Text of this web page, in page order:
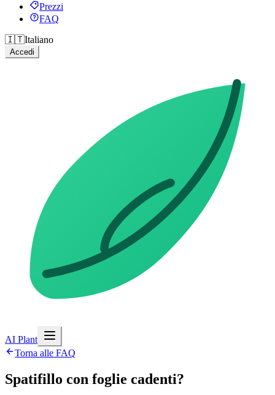
Prezzi
FAQ
🇮🇹Italiano
Accedi
AI Plant
Torna alle FAQ
Spatifillo con foglie cadenti?